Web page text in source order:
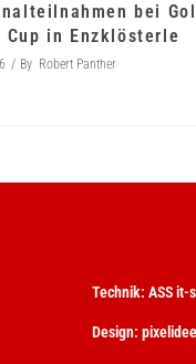
bei
Cup in Enzklösterle
By Robert Panther
Technik: ASS it-
Design: